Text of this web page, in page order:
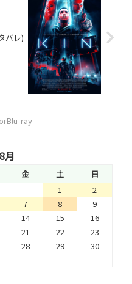
バレ)
ray
月
金 土
日
1
2
7 8
9
14 15
16
21 22
23
28 29
30